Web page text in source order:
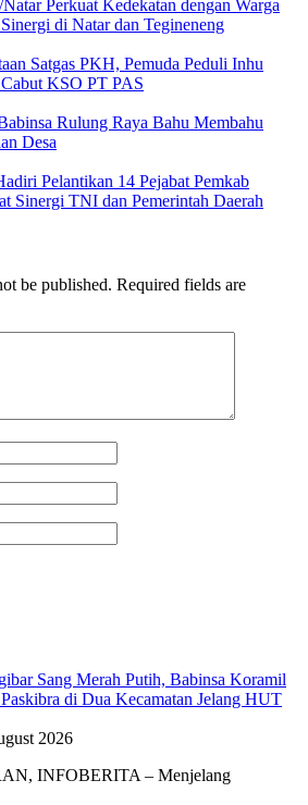
Perkuat Kedekatan dengan Warga
di Natar dan Tegineneng
Satgas PKH, Pemuda Peduli Inhu
KSO PT PAS
Rulung Raya Bahu Membahu
Desa
Pelantikan 14 Pejabat Pemkab
Sinergi TNI dan Pemerintah Daerah
be published. Required fields are
Sang Merah Putih, Babinsa Koramil
di Dua Kecamatan Jelang HUT
2026
INFOBERITA – Menjelang